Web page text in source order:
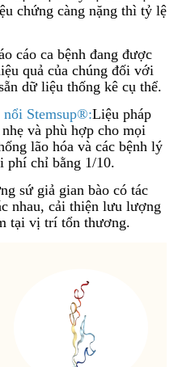
chứng càng nặng thì tỷ lệ
cáo ca bệnh đang được
quả của chúng đối với
dữ liệu thống kê cụ thể.
nổi Stemsup®:Liệu pháp
và phù hợp cho mọi
lão hóa và các bệnh lý
phí chỉ bằng 1/10.
sứ giả gian bào có tác
nhau, cải thiện lưu lượng
tại vị trí tổn thương.